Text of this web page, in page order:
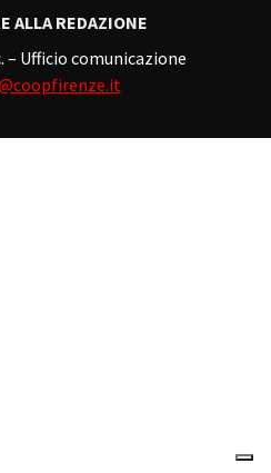
ALLA REDAZIONE
– Ufficio comunicazione